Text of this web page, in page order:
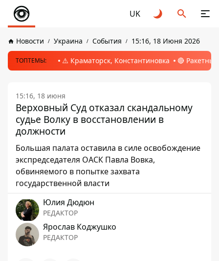
UK
Новости Украина События 15:16, 18 Июня 2026
ТОПТЕМЫ: ⚠️ Краматорск, Константиновка 🔴
15:16, 18 июня
Верховный Суд отказал скандальному
судье Волку в восстановлении в
должности
Большая палата оставила в силе освобождение
экспредседателя ОАСК Павла Вовка,
обвиняемого в попытке захвата
государственной власти
Юлия Дюдюн
РЕДАКТОР
Ярослав Коджушко
РЕДАКТОР